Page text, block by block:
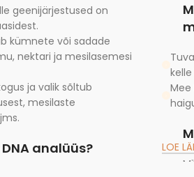
geenijärjestused on
kümnete või sadade
nektari ja mesilasemesi
ja valik sõltub
mesilaste
analüüs?
Mee
LOE